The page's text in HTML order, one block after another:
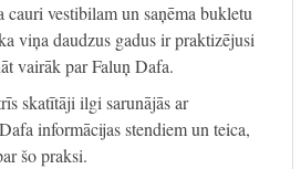
cauri vestibilam un saņēma bukletu
viņa daudzus gadus ir praktizējusi
vairāk par Faluņ Dafa.
skatītāji ilgi sarunājās ar
informācijas stendiem un teica,
šo praksi.